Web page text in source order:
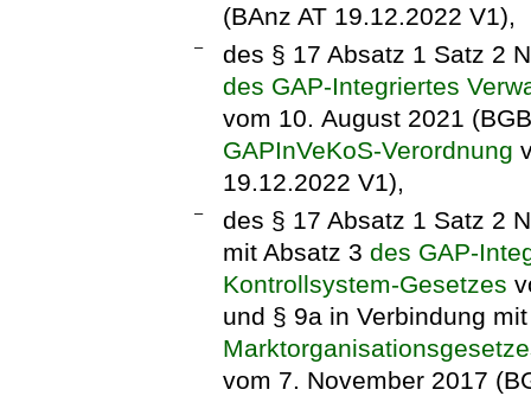
(BAnz AT 19.12.2022 V1),
–
des § 17 Absatz 1 Satz 2
des GAP-Integriertes
vom 10. August 2021
GAPInVeKoS-Verordnung
19.12.2022 V1),
–
des § 17 Absatz 1 Satz 2
mit Absatz 3 des GAP-
Kontrollsystem-Gesetzes
und § 9a in Verbindung
vom 7. November 2017